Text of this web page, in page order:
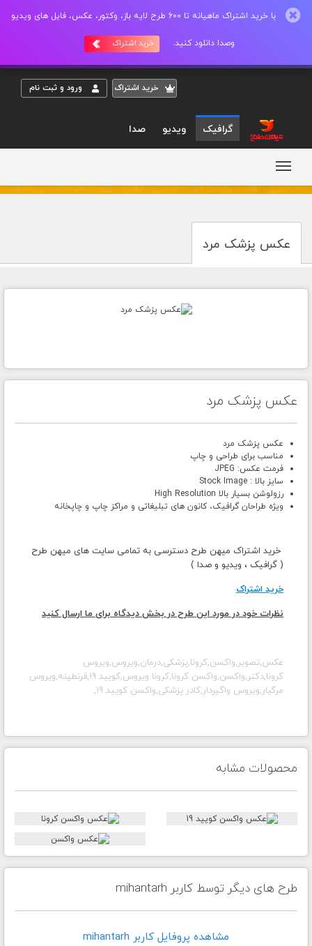
با خرید اشتراک ماهیانه تا 600 طرح لایه باز، وکتور، عکس، فایل های ویدیو
وصدا دانلود کنید. خرید اشتراک
خريد اشتراک ورود و ثبت نام
گرافیک ویدیو صدا
عکس پزشک مرد
عکس پزشک مرد
عکس پزشک مرد
مناسب برای طراحی و چاپ
فرمت عکس: JPEG
سایز بالا : Stock Image
رزولوشن بسیار بالا High Resolution
ویژه طراحان گرافیک، کانون های تبلیغاتی و مراکز چاپ و چاپخانه
خرید اشتراک میهن طرح دسترسی به تمامی سایت های میهن طرح
( گرافیک ، ویدیو و صدا )
خرید اشتراک
نظرات خود در مورد این طرح در بخش دیدگاه برای ما ارسال کنید
عکس,تصویر,واکسن,کرونا,پزشکی,درمان,ویروس,ویروس
کرونا,دکتر,واکسن,واکسن کرونا,کرونا ویروس,کویید 19,قرنطینه,ویروس
مرگبار,ویروس واگیردار,کادر پزشکی,واکسن کویید 19,
محصولات مشابه
طرح های دیگر توسط کاربر mihantarh
مشاهده پروفايل کاربر mihantarh